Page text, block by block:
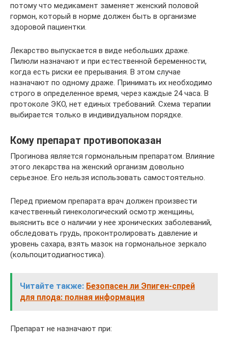
потому что медикамент заменяет женский половой
гормон, который в норме должен быть в организме
здоровой пациентки.
Лекарство выпускается в виде небольших драже.
Пилюли назначают и при естественной беременности,
когда есть риски ее прерывания. В этом случае
назначают по одному драже. Принимать их необходимо
строго в определенное время, через каждые 24 часа. В
протоколе ЭКО, нет единых требований. Схема терапии
выбирается только в индивидуальном порядке.
Кому препарат противопоказан
Прогинова является гормональным препаратом. Влияние
этого лекарства на женский организм довольно
серьезное. Его нельзя использовать самостоятельно.
Перед приемом препарата врач должен произвести
качественный гинекологический осмотр женщины,
выяснить все о наличии у нее хронических заболеваний,
обследовать грудь, проконтролировать давление и
уровень сахара, взять мазок на гормональное зеркало
(кольпоцитодиагностика).
Читайте также: Безопасен ли Эпиген-спрей
для плода: полная информация
Препарат не назначают при: